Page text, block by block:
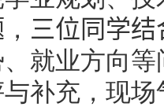
， 三位同学
就业方向
补充，现